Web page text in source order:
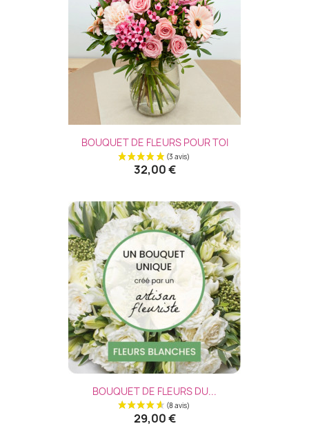
BOUQUET DE FLEURS POUR TOI
32,00 €
BOUQUET DE FLEURS DU...
29,00 €